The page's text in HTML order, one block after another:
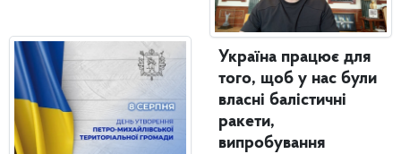
Україна працює для
того, щоб у нас були
власні балістичні
ракети,
випробування